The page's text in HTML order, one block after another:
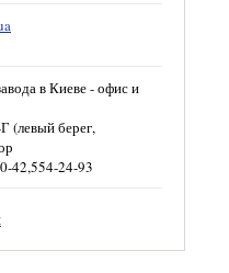
в Киеве - офис и
(левый берег,
42,554-24-93